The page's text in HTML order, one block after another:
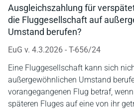
Ausgleichszahlung für
die Fluggesellschaft auf
Umstand berufen?
EuG v. 4.3.2026 - T-656/24
Eine Fluggesellschaft kann sich
außergewöhnlichen Umstand
vorangegangenen Flug betraf,
späteren Fluges auf eine von ihr